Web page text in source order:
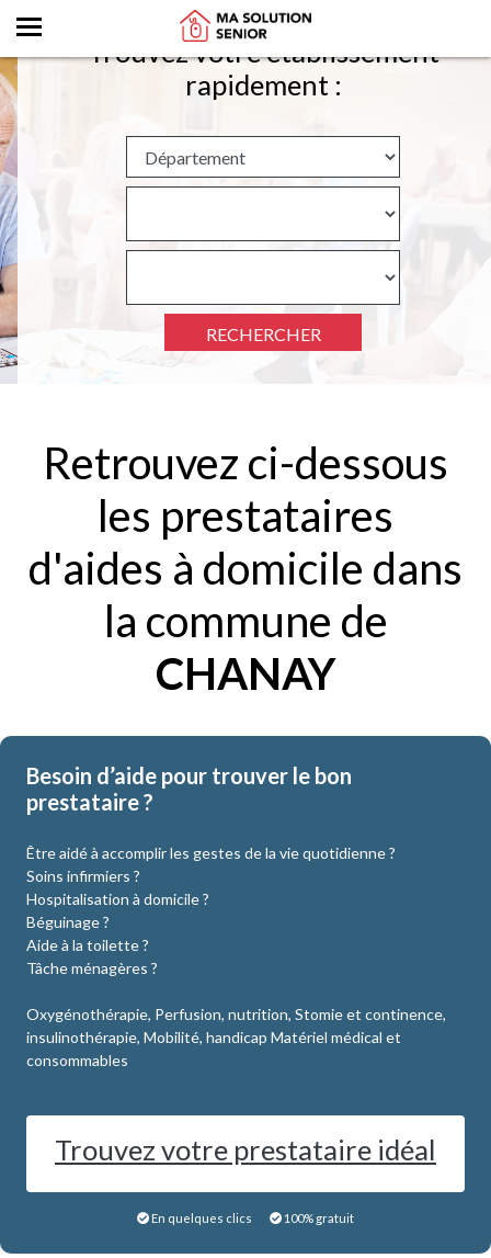
Trouvez votre établissement
rapidement :
RECHERCHER
Retrouvez ci-dessous
les prestataires
d'aides à domicile dans
la commune de
CHANAY
Besoin d’aide pour trouver le bon
prestataire ?
Être aidé à accomplir les gestes de la vie quotidienne ?
Soins infirmiers ?
Hospitalisation à domicile ?
Béguinage ?
Aide à la toilette ?
Tâche ménagères ?
Oxygénothérapie, Perfusion, nutrition, Stomie et continence,
insulinothérapie, Mobilité, handicap Matériel médical et
consommables
Trouvez votre prestataire idéal
En quelques clics 100% gratuit